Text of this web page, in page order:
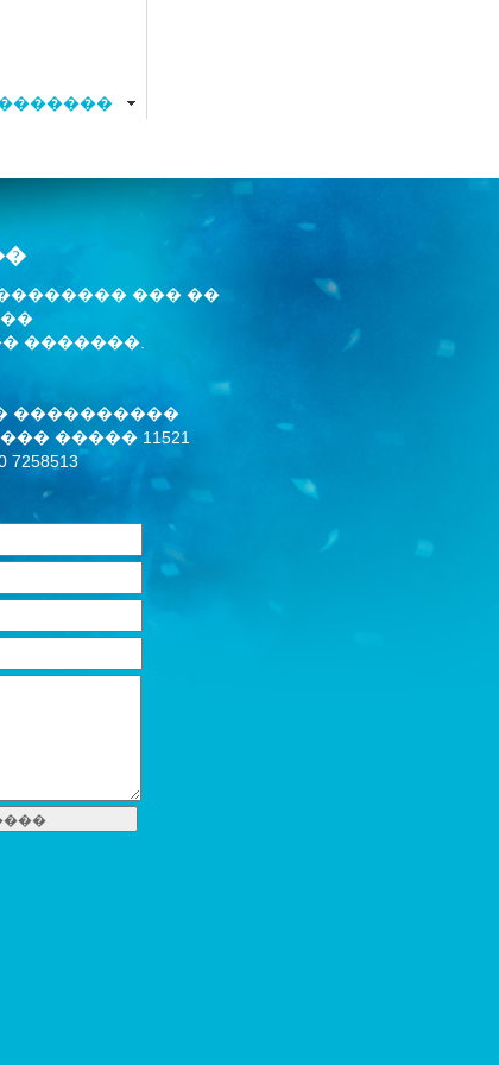
��� ��
�������.
����������
����� 11521